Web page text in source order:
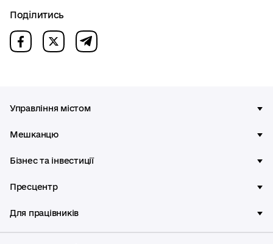
Поділитись
Управління містом
Мешканцю
Бізнес та інвестиції
Пресцентр
Для працівників